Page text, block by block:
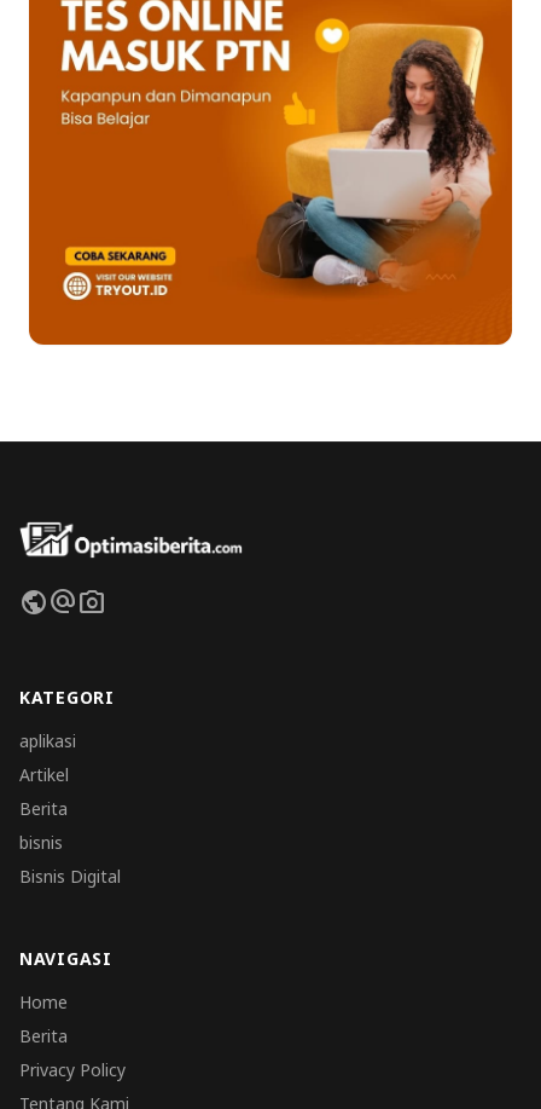
publicalternate_emailphoto_camera
KATEGORI
aplikasi
Artikel
Berita
bisnis
Bisnis Digital
NAVIGASI
Home
Berita
Privacy Policy
Tentang Kami